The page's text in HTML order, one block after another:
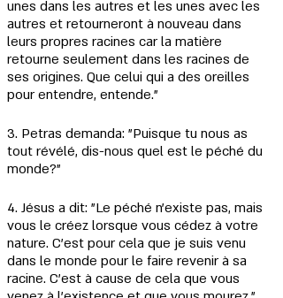
unes dans les autres et les unes avec les
autres et retourneront à nouveau dans
leurs propres racines car la matière
retourne seulement dans les racines de
ses origines. Que celui qui a des oreilles
pour entendre, entende."
3. Petras demanda: "Puisque tu nous as
tout révélé, dis-nous quel est le péché du
monde?"
4. Jésus a dit: "Le péché n'existe pas, mais
vous le créez lorsque vous cédez à votre
nature. C'est pour cela que je suis venu
dans le monde pour le faire revenir à sa
racine. C'est à cause de cela que vous